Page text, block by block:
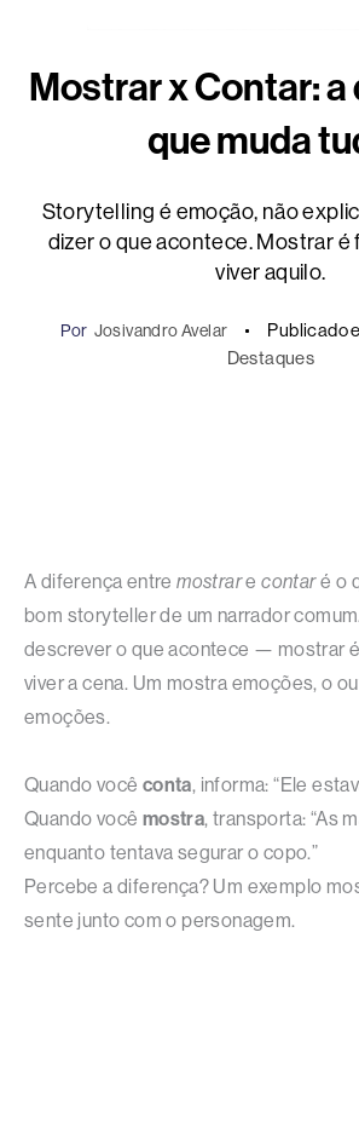
Mostrar x Contar:
que muda
Storytelling é emoção, não
dizer o que acontece. Mostrar é
viver aquilo.
Por Josivandro Avelar Publicado
Destaques
A diferença entremostrarecontaré o
bom storyteller de um narrador
descrever o que acontece — mostrar
viver a cena. Um mostra emoções, o
emoções.
Quando você conta, informa: “Ele
Quando você mostra, transporta: “As
enquanto tentava segurar o copo.”
Percebe a diferença? Um exemplo
sente junto com o personagem.